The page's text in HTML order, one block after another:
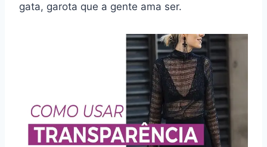
gata, garota que a gente ama ser.